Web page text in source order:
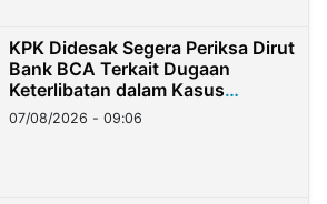
KPK Didesak Segera Periksa Dirut
Bank BCA Terkait Dugaan
Keterlibatan dalam Kasus
Hilangnya Dana Nasabah Rp2,58
Miliar
07/08/2026 - 09:06